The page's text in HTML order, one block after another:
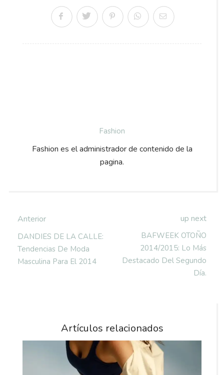
Fashion
Fashion es el administrador de contenido de la
pagina.
Anterior
DANDIES DE LA CALLE:
Tendencias De Moda
Masculina Para El 2014
up next
BAFWEEK OTOÑO
2014/2015: Lo Más
Destacado Del Segundo
Día.
Artículos relacionados